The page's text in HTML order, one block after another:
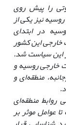
را پیش روی
نیز یکی از
در ابتدای
خارجی این کشور
این سیاست شد.
خارجی روسیه و
منطقه‌ای و
روابط منطقه‌ای
عوامل موثر بر